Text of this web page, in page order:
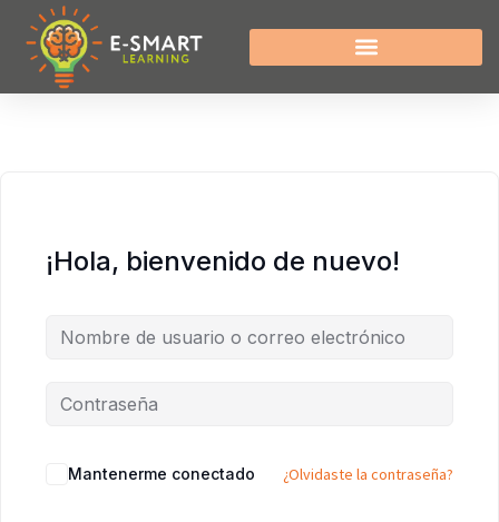
¡Hola, bienvenido de nuevo!
Mantenerme conectado ¿Olvidaste la contraseña?